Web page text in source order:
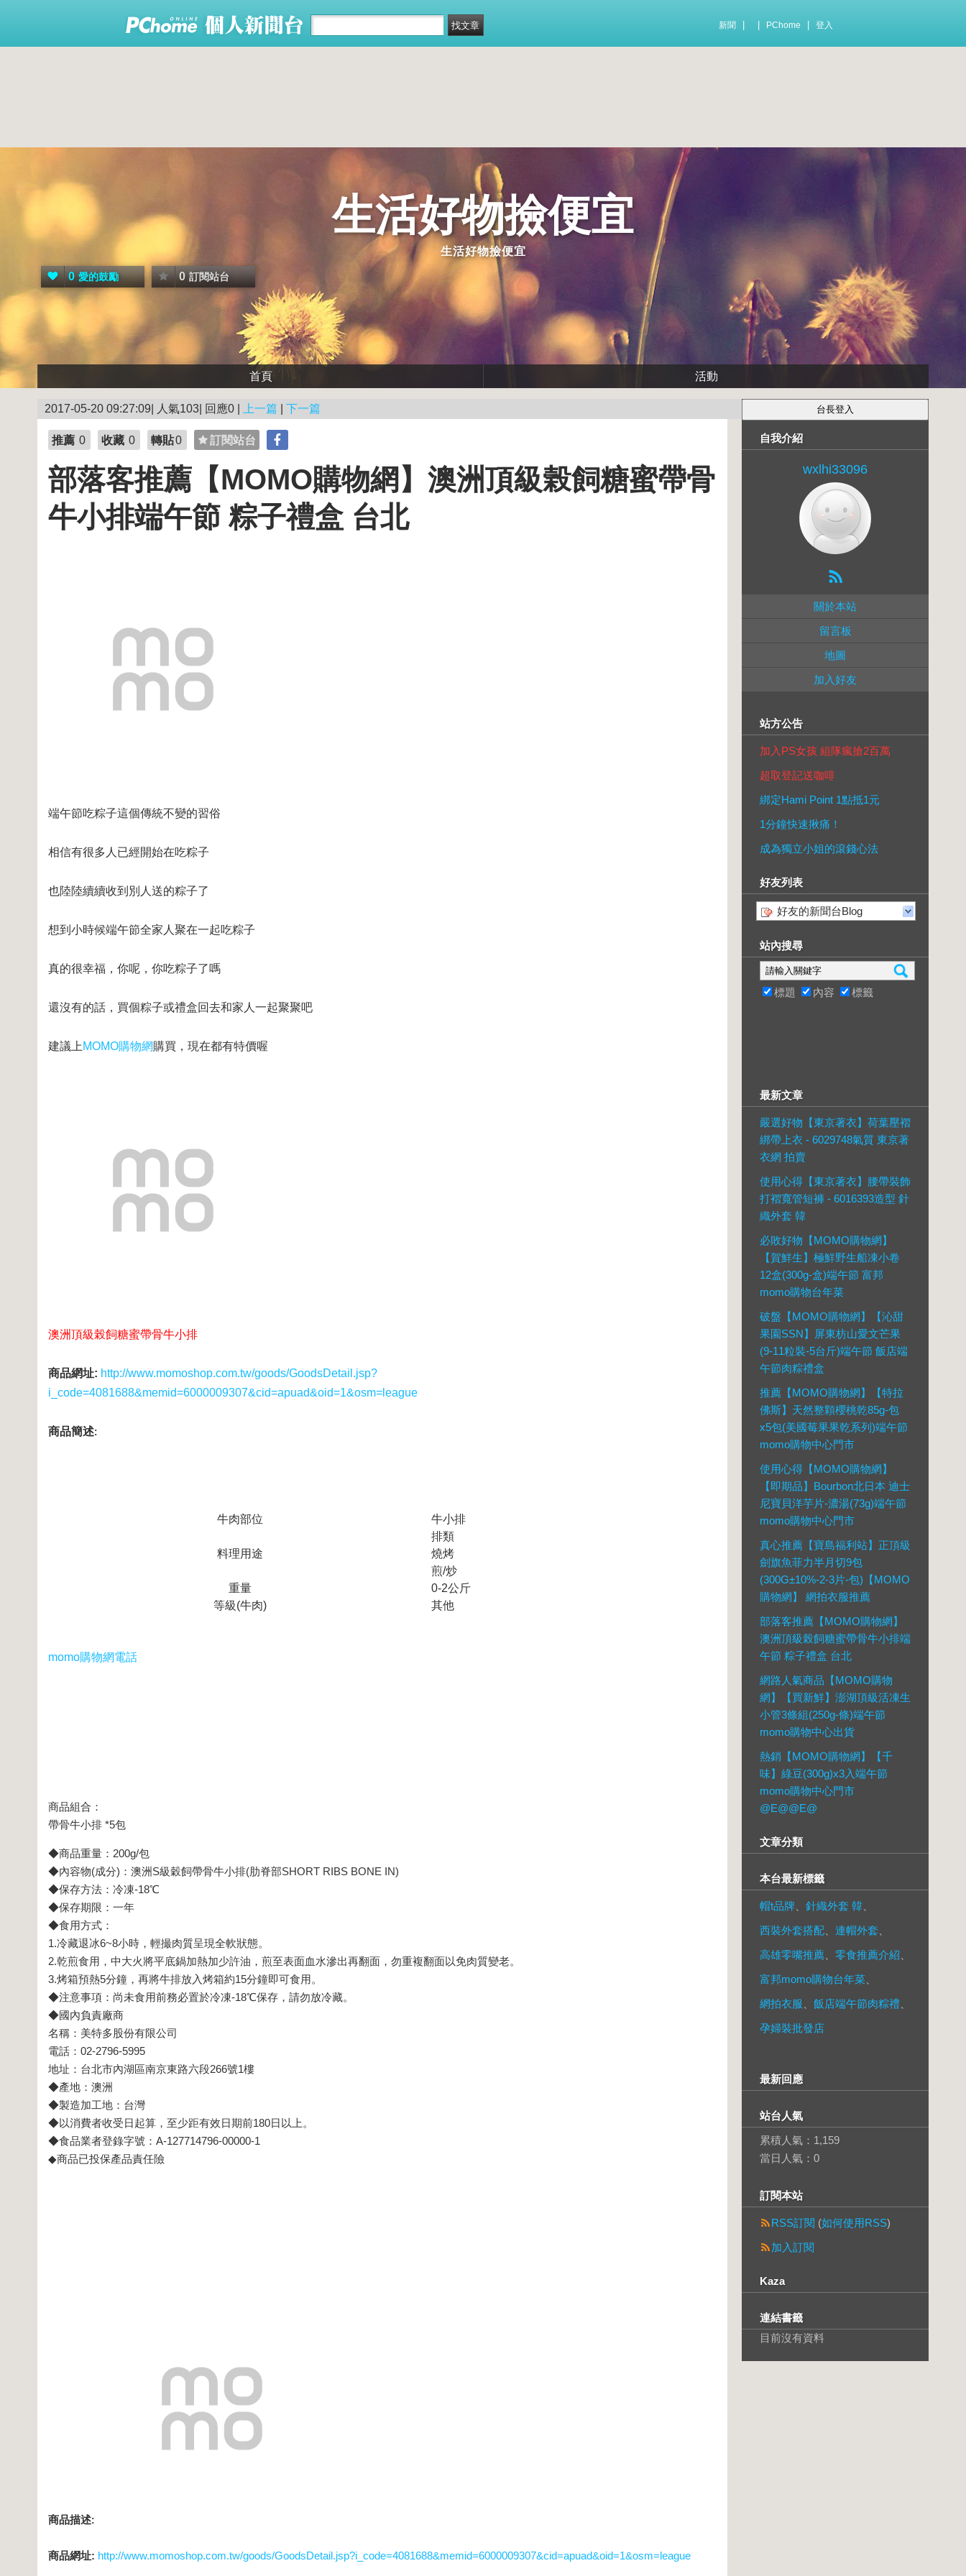
新聞 PChome 登入
生活好物撿便宜
生活好物撿便宜
0 愛的鼓勵 0 訂閱站台
首頁 活動
2017-05-20 09:27:09| 人氣103| 回應0 | 上一篇 下一篇
推薦 0 收藏 0 轉貼0 訂閱站台
部落客推薦【MOMO購物網】澳洲頂級榖飼糖蜜帶骨
牛小排端午節 粽子禮盒 台北
端午節吃粽子這個傳統不變的習俗
相信有很多人已經開始在吃粽子
也陸陸續續收到別人送的粽子了
想到小時候端午節全家人聚在一起吃粽子
真的很幸福，你呢，你吃粽子了嗎
還沒有的話，買個粽子或禮盒回去和家人一起聚聚吧
建議上 MOMO購物網購買，現在都有特價喔
澳洲頂級榖飼糖蜜帶骨牛小排
商品網址: http://www.momoshop.com.tw/goods/GoodsDetail.jsp?
i_code=4081688&memid=6000009307&cid=apuad&oid=1&osm=league
商品簡述:
牛肉部位 牛小排
料理用途
排類
燒烤
煎/炒
重量
0-2公斤
等級(牛肉)
其他
momo購物網電話
商品組合：
帶骨牛小排 *5包
◆商品重量：200g/包
◆內容物(成分)：澳洲S級穀飼帶骨牛小排(肋脊部SHORT RIBS BONE IN)
◆保存方法：冷凍-18℃
◆保存期限：一年
◆食用方式：
1.冷藏退冰6~8小時，輕撮肉質呈現全軟狀態。
2.乾煎食用，中大火將平底鍋加熱加少許油，煎至表面血水滲出再翻面，勿重複翻面以免肉質變老。
3.烤箱預熱5分鐘，再將牛排放入烤箱約15分鐘即可食用。
◆注意事項：尚未食用前務必置於冷凍-18℃保存，請勿放冷藏。
◆國內負責廠商
名稱：美特多股份有限公司
電話：02-2796-5995
地址：台北市內湖區南京東路六段266號1樓
◆產地：澳洲
◆製造加工地：台灣
◆以消費者收受日起算，至少距有效日期前180日以上。
◆食品業者登錄字號：A-127714796-00000-1
◆商品已投保產品責任險
商品描述:
商品網址: http://www.momoshop.com.tw/goods/GoodsDetail.jsp?i_code=4081688&memid=6000009307&cid=apuad&oid=1&osm=league
自我介紹
wxlhi33096
關於本站
留言板
地圖
加入好友
站方公告
加入PS女孩 組隊瘋搶2百萬
超取登記送咖啡
綁定Hami Point 1點抵1元
1分鐘快速揪痛！
成為獨立小姐的滾錢心法
好友列表
好友的新聞台Blog
站內搜尋
標題 內容 標籤
最新文章
嚴選好物【東京著衣】荷葉壓褶
綁帶上衣 - 6029748氣質 東京著
衣網 拍賣
使用心得【東京著衣】腰帶裝飾
打褶寬管短褲 - 6016393造型 針
織外套 韓
必敗好物【MOMO購物網】
【賀鮮生】極鮮野生船凍小卷
12盒(300g-盒)端午節 富邦
momo購物台年菜
破盤【MOMO購物網】【沁甜
果園SSN】屏東枋山愛文芒果
(9-11粒裝-5台斤)端午節 飯店端
午節肉粽禮盒
推薦【MOMO購物網】【特拉
佛斯】天然整顆櫻桃乾85g-包
x5包(美國莓果果乾系列)端午節
momo購物中心門市
使用心得【MOMO購物網】
【即期品】Bourbon北日本 迪士
尼寶貝洋芋片-濃湯(73g)端午節
momo購物中心門市
真心推薦【寶島福利站】正頂級
劍旗魚菲力半月切9包
(300G±10%-2-3片-包)【MOMO
購物網】 網拍衣服推薦
部落客推薦【MOMO購物網】
澳洲頂級榖飼糖蜜帶骨牛小排端
午節 粽子禮盒 台北
網路人氣商品【MOMO購物
網】【買新鮮】澎湖頂級活凍生
小管3條組(250g-條)端午節
momo購物中心出貨
熱銷【MOMO購物網】【千
味】綠豆(300g)x3入端午節
momo購物中心門市
@E@@E@
文章分類
本台最新標籤
帽t品牌 針織外套 韓
西裝外套搭配
連帽外套
高雄零嘴推薦
零食推薦介紹
富邦momo購物台年菜
網拍衣服
飯店端午節肉粽禮
孕婦裝批發店
最新回應
站台人氣
累積人氣： 1,159
當日人氣： 0
訂閱本站
RSS訂閱 (如何使用RSS)
加入訂閱
Kaza
連結書籤
目前沒有資料